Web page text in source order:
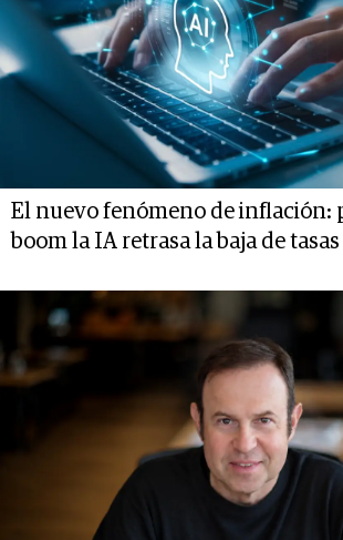
El nuevo fenómeno de inflación:
boom la IA retrasa la baja de